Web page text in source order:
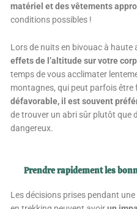
matériel et des vêtements
conditions possibles !
Lors de nuits en bivouac à haute
effets de l’altitude sur votre
temps de vous acclimater
montagnes, qui peut parfois être
défavorable, il est souvent
de trouver un abri sûr plutôt que
dangereux.
Prendre rapidement les
Les décisions prises pendant